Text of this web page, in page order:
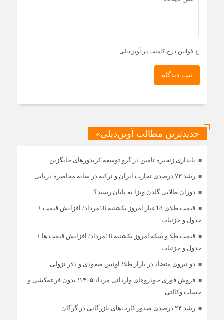
قوانین درج کامنت در آوین‌دیلی
ثبت دیدگاه
جدیدترین مطالب آوین‌دیلی»
پایداری زنجیره تامین در گرو توسعه کریدورهای جایگزین
رشد ۷۳ درصدی تجارت ایران و ترکیه در سایه محاصره دریایی
دوران طلایی گلدن ویزا به پایان رسید؟
قیمت طلای 18عیار امروز یکشنبه 18مرداد/ افزایش قیمت +
جدول و جزئیات
قیمت طلا و سکه امروز یکشنبه 18مرداد/ افزایش قیمت ها +
جدول و جزئیات
دو نیروی متضاد در بازار طلا؛ اونس صعودی و دلار نزولی
فروش فوری خودروهای وارداتی مرداد ۱۴۰۵؛ بدون قرعه‌کشی و
حساب وکالتی
رشد ۲۴ درصدی صدور کارت‌های بازرگانی در گرگان